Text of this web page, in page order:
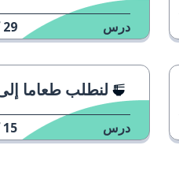
درس 29
لنطلب طعاما
درس 15